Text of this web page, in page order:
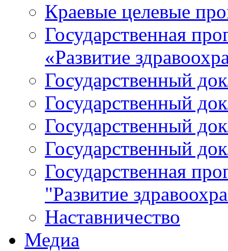
Краевые целевые
Государственная
«Развитие
Государственный
Государственный
Государственный
Государственный
Государственная
"Развитие
Наставничество
Медиа